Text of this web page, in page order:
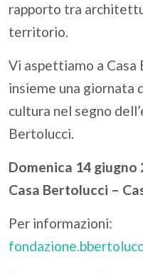
rapporto tra
territorio.
Vi aspettiamo a
insieme una giornata
cultura nel segno
Bertolucci.
Domenica 14 giugno
Casa Bertolucci –
Per informazioni: